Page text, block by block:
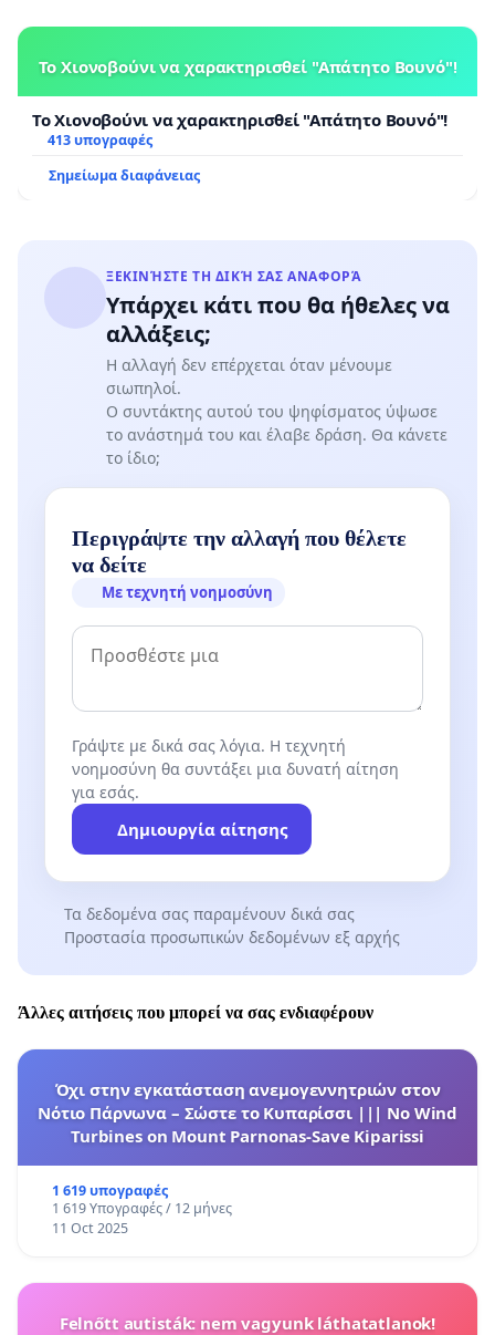
Το Χιονοβούνι να χαρακτηρισθεί "Απάτητο Βουνό"!
Το Χιονοβούνι να χαρακτηρισθεί "Απάτητο Βουνό"!
413 υπογραφές
Σημείωμα διαφάνειας
ΞΕΚΙΝΉΣΤΕ ΤΗ ΔΙΚΉ ΣΑΣ ΑΝΑΦΟΡΆ
Υπάρχει κάτι που θα ήθελες να
αλλάξεις;
Η αλλαγή δεν επέρχεται όταν μένουμε
σιωπηλοί.
Ο συντάκτης αυτού του ψηφίσματος ύψωσε
το ανάστημά του και έλαβε δράση. Θα κάνετε
το ίδιο;
Περιγράψτε την αλλαγή που θέλετε
να δείτε
Με τεχνητή νοημοσύνη
Γράψτε με δικά σας λόγια. Η τεχνητή
νοημοσύνη θα συντάξει μια δυνατή αίτηση
για εσάς.
Δημιουργία αίτησης
Τα δεδομένα σας παραμένουν δικά σας
Προστασία προσωπικών δεδομένων εξ αρχής
Άλλες αιτήσεις που μπορεί να σας ενδιαφέρουν
Όχι στην εγκατάσταση ανεμογεννητριών στον
Νότιο Πάρνωνα – Σώστε το Κυπαρίσσι ||| No Wind
Turbines on Mount Parnonas-Save Kiparissi
1 619 υπογραφές
1 619 Υπογραφές / 12 μήνες
11 Oct 2025
Felnőtt autisták: nem vagyunk láthatatlanok!